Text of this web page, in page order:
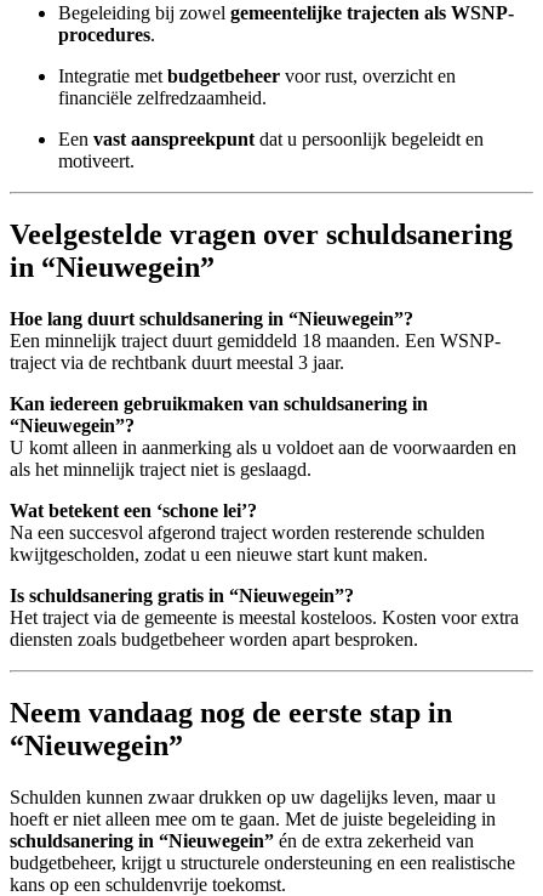
Begeleiding bij zowel gemeentelijke trajecten als WSNP-
procedures.
Integratie met budgetbeheer voor rust, overzicht en
financiële zelfredzaamheid.
Een vast aanspreekpunt dat u persoonlijk begeleidt en
motiveert.
Veelgestelde vragen over schuldsanering
in “Nieuwegein”
Hoe lang duurt schuldsanering in “Nieuwegein”?
Een minnelijk traject duurt gemiddeld 18 maanden. Een WSNP-
traject via de rechtbank duurt meestal 3 jaar.
Kan iedereen gebruikmaken van schuldsanering in
“Nieuwegein”?
U komt alleen in aanmerking als u voldoet aan de voorwaarden en
als het minnelijk traject niet is geslaagd.
Wat betekent een ‘schone lei’?
Na een succesvol afgerond traject worden resterende schulden
kwijtgescholden, zodat u een nieuwe start kunt maken.
Is schuldsanering gratis in “Nieuwegein”?
Het traject via de gemeente is meestal kosteloos. Kosten voor extra
diensten zoals budgetbeheer worden apart besproken.
Neem vandaag nog de eerste stap in
“Nieuwegein”
Schulden kunnen zwaar drukken op uw dagelijks leven, maar u
hoeft er niet alleen mee om te gaan. Met de juiste begeleiding in
schuldsanering in “Nieuwegein” én de extra zekerheid van
budgetbeheer, krijgt u structurele ondersteuning en een realistische
kans op een schuldenvrije toekomst.